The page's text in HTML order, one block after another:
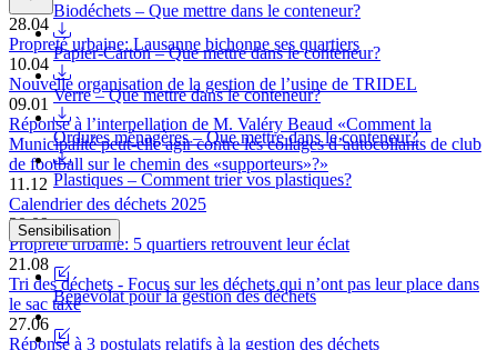
28.04
Propreté urbaine: Lausanne bichonne ses quartiers
10.04
Nouvelle organisation de la gestion de l’usine de TRIDEL
09.01
Réponse à l’interpellation de M. Valéry Beaud «Comment la
Municipalité peut-elle agir contre les collages d’autocollants de club
de football sur le chemin des «supporteurs»?»
11.12
Calendrier des déchets 2025
30.09
Propreté urbaine: 5 quartiers retrouvent leur éclat
21.08
Tri des déchets - Focus sur les déchets qui n’ont pas leur place dans
le sac taxé
27.06
Réponse à 3 postulats relatifs à la gestion des déchets
Biodéchets – Que mettre dans le conteneur?
Papier-Carton – Que mettre dans le conteneur?
Verre – Que mettre dans le conteneur?
Ordures ménagères – Que mettre dans le conteneur?
Plastiques – Comment trier vos plastiques?
Sensibilisation
Bénévolat pour la gestion des déchets